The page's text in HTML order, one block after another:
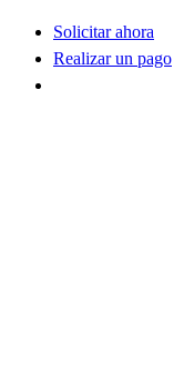
Solicitar ahora
Realizar un pago